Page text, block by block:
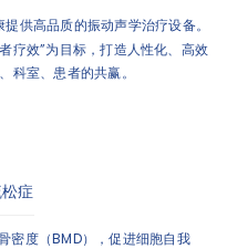
供高品质的振动声学治疗设备。
疗效”为目标，打造人性化、高效
科室、患者的共赢。
症
密度（BMD），促进细胞自我